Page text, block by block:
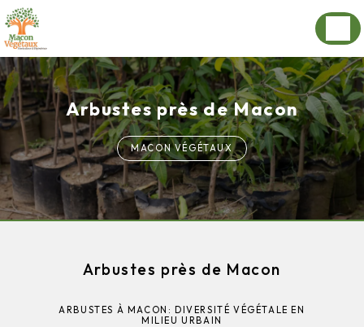
Arbustes près de Macon
MACON VÉGÉTAUX
Arbustes près de Macon
ARBUSTES À MACON: DIVERSITÉ VÉGÉTALE EN
MILIEU URBAIN
Panneau de gestion des cookies